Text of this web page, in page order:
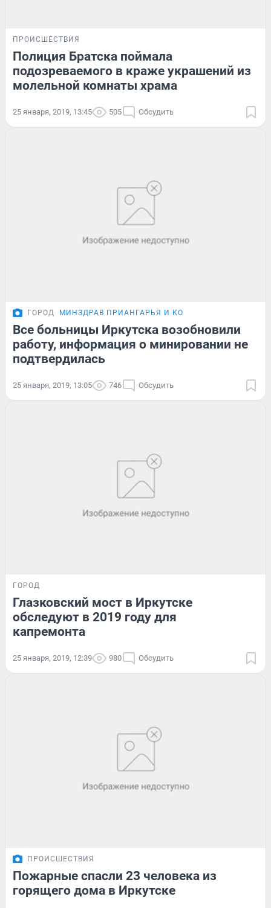
ПРОИСШЕСТВИЯ
Полиция Братска поймала
подозреваемого в краже украшений из
молельной комнаты храма
25 января, 2019, 13:45 505 Обсудить
ГОРОД МИНЗДРАВ ПРИАНГАРЬЯ И КО
Все больницы Иркутска возобновили
работу, информация о минировании не
подтвердилась
25 января, 2019, 13:05 746 Обсудить
ГОРОД
Глазковский мост в Иркутске
обследуют в 2019 году для
капремонта
25 января, 2019, 12:39 980 Обсудить
ПРОИСШЕСТВИЯ
Пожарные спасли 23 человека из
горящего дома в Иркутске